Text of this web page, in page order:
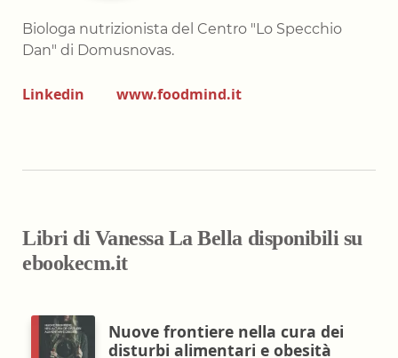
Biologa nutrizionista del Centro "Lo Specchio
Dan" di Domusnovas.
Linkedin www.foodmind.it
Libri di Vanessa La Bella disponibili su
ebookecm.it
Nuove frontiere nella cura dei
disturbi alimentari e obesità